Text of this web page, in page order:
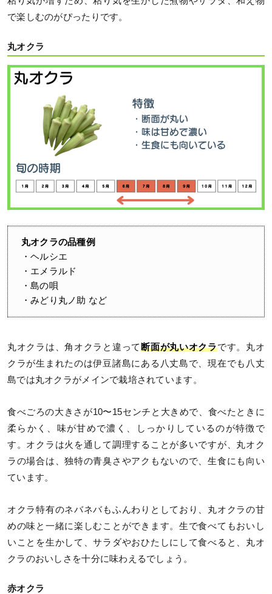
で楽しむのがぴったりです。
丸オクラ
丸オクラの品種例
・ヘルシエ
・エメラルド
・島の唄
・みどり丸ノ助 など
丸オクラは、角オクラと違って断面が丸いオクラです。丸オ
クラが生まれたのは伊豆諸島にある八丈島で、現在でも八丈
島では丸オクラがメインで栽培されています。
食べごろの大きさが10〜15センチと大きめで、食べたときに
柔らかく、味が甘めで濃く、しっかりしているのが特徴で
す。オクラは火を通して調理することが多いですが、丸オク
ラの場合は、独特の青臭さやアクもないので、生食にも向い
ています。
オクラ特有のネバネバもふんわりとしており、丸オクラの甘
めの味と一緒に楽しむことができます。生で食べてもおいし
いことを生かして、サラダやおひたしにして食べると、丸オ
クラのおいしさを十分に味わえるでしょう。
赤オクラ